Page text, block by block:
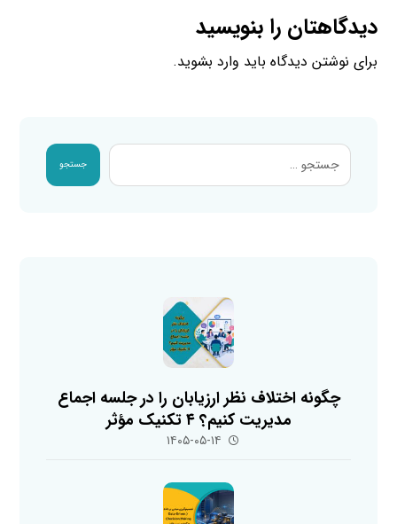
دیدگاهتان را بنویسید
برای نوشتن دیدگاه باید وارد بشوید.
جستجو
چگونه اختلاف نظر ارزیابان را در جلسه اجماع
مدیریت کنیم؟ ۴ تکنیک مؤثر
۱۴۰۵-۰۵-۱۴